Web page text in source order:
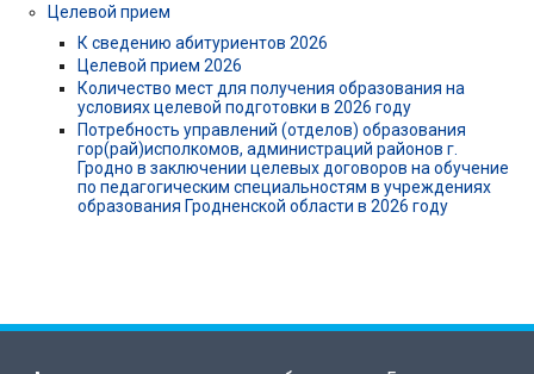
Целевой прием
К сведению абитуриентов 2026
Целевой прием 2026
Количество мест для получения образования на
условиях целевой подготовки в 2026 году
Потребность управлений (отделов) образования
гор(рай)исполкомов, администраций районов г.
Гродно в заключении целевых договоров на обучение
по педагогическим специальностям в учреждениях
образования Гродненской области в 2026 году